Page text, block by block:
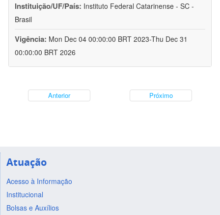
Instituição/UF/País: Instituto Federal Catarinense - SC -
Brasil
Vigência: Mon Dec 04 00:00:00 BRT 2023-Thu Dec 31
00:00:00 BRT 2026
Anterior Próximo
Atuação
Acesso à Informação
Institucional
Bolsas e Auxílios